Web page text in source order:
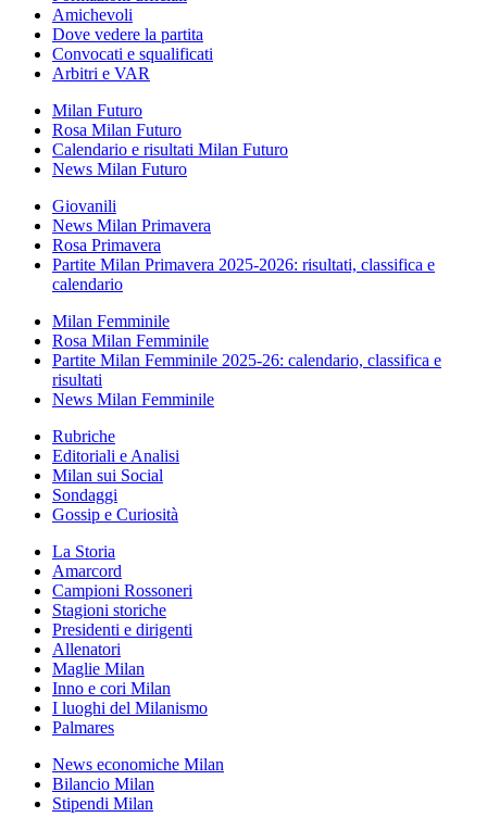
Amichevoli
Dove vedere la partita
Convocati e squalificati
Arbitri e VAR
Milan Futuro
Rosa Milan Futuro
Calendario e risultati Milan Futuro
News Milan Futuro
Giovanili
News Milan Primavera
Rosa Primavera
Partite Milan Primavera 2025-2026: risultati, classifica e
calendario
Milan Femminile
Rosa Milan Femminile
Partite Milan Femminile 2025-26: calendario, classifica e
risultati
News Milan Femminile
Rubriche
Editoriali e Analisi
Milan sui Social
Sondaggi
Gossip e Curiosità
La Storia
Amarcord
Campioni Rossoneri
Stagioni storiche
Presidenti e dirigenti
Allenatori
Maglie Milan
Inno e cori Milan
I luoghi del Milanismo
Palmares
News economiche Milan
Bilancio Milan
Stipendi Milan